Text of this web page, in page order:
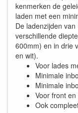
kenmerken de
laden met een
De ladenzijden
verschillende
600mm) en in drie
en wit).
Voor lades
Minimale
Minimale
Voor front
Ook